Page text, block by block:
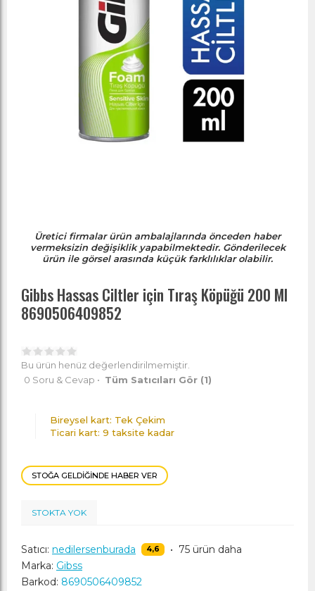
Üretici firmalar ürün ambalajlarında önceden haber
vermeksizin değişiklik yapabilmektedir. Gönderilecek
ürün ile görsel arasında küçük farklılıklar olabilir.
Gibbs Hassas Ciltler için Tıraş Köpüğü 200 Ml
8690506409852
Bu ürün henüz değerlendirilmemiştir.
0 Soru & Cevap • Tüm Satıcıları Gör (1)
Bireysel kart: Tek Çekim
Ticari kart: 9 taksite kadar
STOKTA YOK
STOĞA GELDIĞINDE HABER VER
Satıcı: nedilersenburada 4,6 • 75 ürün daha
Marka: Gibss
Barkod: 8690506409852